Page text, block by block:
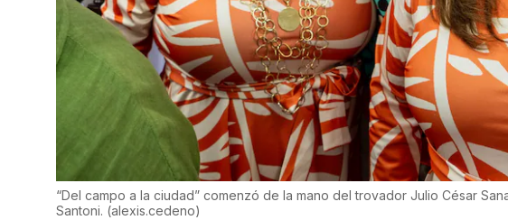
“Del campo a la ciudad” comenzó de la mano del trovador Julio César
Santoni. (alexis.cedeno)